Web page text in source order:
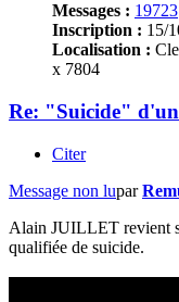
Messages : 19723
Inscription : 15/
Localisation :
x 7804
Re: "Suicide" d'un
Citer
Message non lupar
Alain JUILLET revient
qualifiée de suicide.